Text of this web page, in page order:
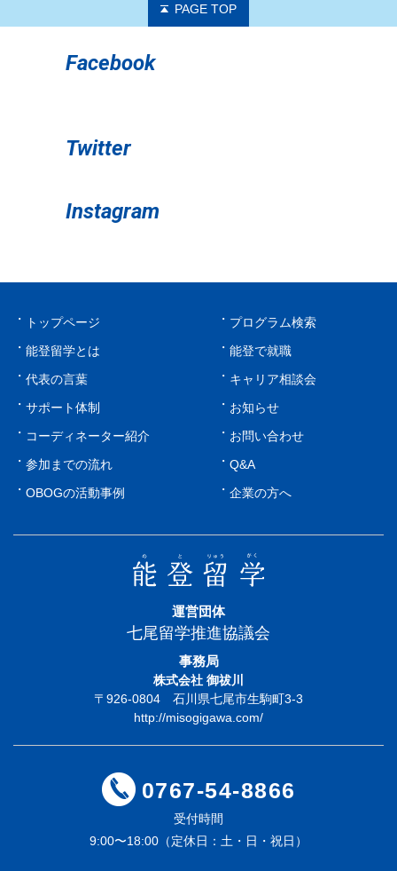
PAGE TOP
Facebook
Twitter
Instagram
トップページ
能登留学とは
代表の言葉
サポート体制
コーディネーター紹介
参加までの流れ
OBOGの活動事例
プログラム検索
能登で就職
キャリア相談会
お知らせ
お問い合わせ
Q&A
企業の方へ
運営団体
七尾留学推進協議会
事務局
株式会社 御祓川
〒926-0804 石川県七尾市生駒町3-3
http://misogigawa.com/
0767-54-8866
受付時間
9:00〜18:00（定休日：土・日・祝日）